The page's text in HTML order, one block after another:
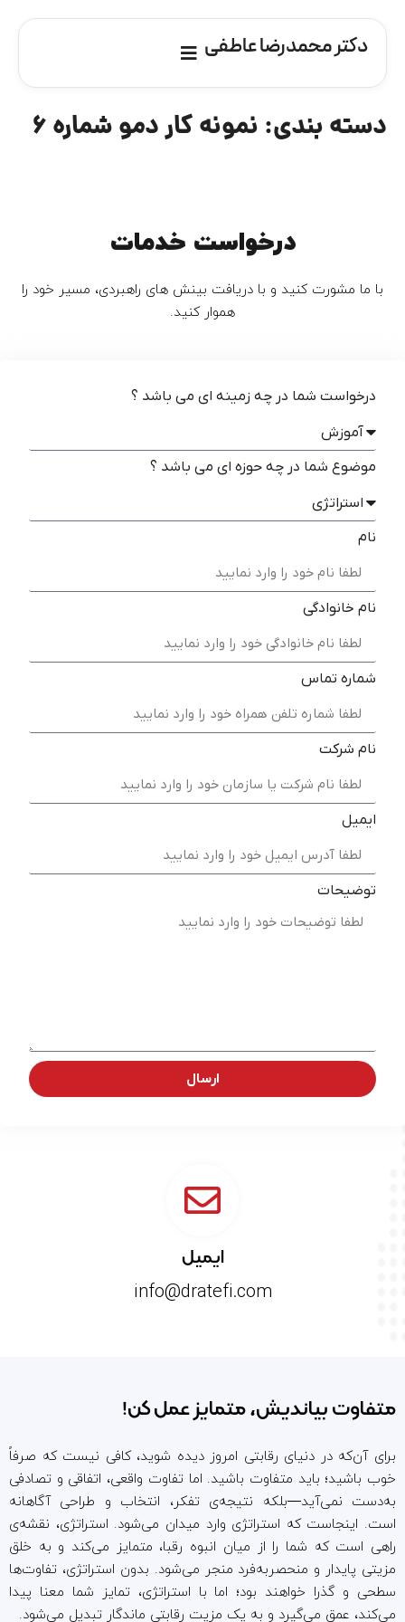
دکتر محمدرضا عاطفی
دسته بندی: نمونه کار دمو شماره 6
درخواست خدمات
با ما مشورت کنید و با دریافت بینش های راهبردی، مسیر خود را
هموار کنید.
درخواست شما در چه زمینه ای می باشد ؟
موضوع شما در چه حوزه ای می باشد ؟
نام
نام خانوادگی
شماره تماس
نام شرکت
ایمیل
توضیحات
ارسال
ایمیل
info@dratefi.com
متفاوت بیاندیش، متمایز عمل کن!
برای آن‌که در دنیای رقابتی امروز دیده شوید، کافی نیست که صرفاً
خوب باشید؛ باید متفاوت باشید. اما تفاوت واقعی، اتفاقی و تصادفی
به‌دست نمی‌آید—بلکه نتیجه‌ی تفکر، انتخاب و طراحی آگاهانه
است. اینجاست که استراتژی وارد میدان می‌شود. استراتژی، نقشه‌ی
راهی است که شما را از میان انبوه رقبا، متمایز می‌کند و به خلق
مزیتی پایدار و منحصر‌به‌فرد منجر می‌شود. بدون استراتژی، تفاوت‌ها
سطحی و گذرا خواهند بود؛ اما با استراتژی، تمایز شما معنا پیدا
می‌کند، عمق می‌گیرد و به یک مزیت رقابتی ماندگار تبدیل می‌شود.